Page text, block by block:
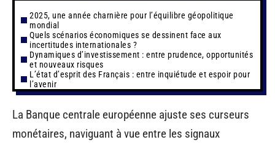
2025, une année charnière pour l’équilibre géopolitique
mondial
Quels scénarios économiques se dessinent face aux
incertitudes internationales ?
Dynamiques d’investissement : entre prudence, opportunités
et nouveaux risques
L’état d’esprit des Français : entre inquiétude et espoir pour
l’avenir
La Banque centrale européenne ajuste ses curseurs
monétaires, naviguant à vue entre les signaux